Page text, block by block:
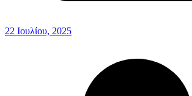
22 Ιουλίου, 2025